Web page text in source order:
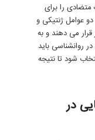
را برای
عوامل ژنتیکی و
می دهند و به
روانشناسی باید
شود تا نتیجه
در